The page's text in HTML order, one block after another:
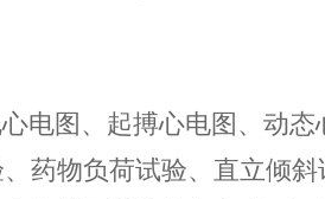
电图、起搏心电图、动
药物负荷试验、直立倾